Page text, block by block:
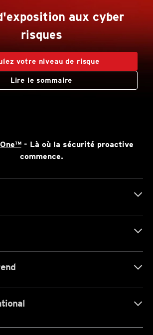
aux cyber
risques
votre niveau de risque
Lire le sommaire
- Là où la sécurité proactive
commence.